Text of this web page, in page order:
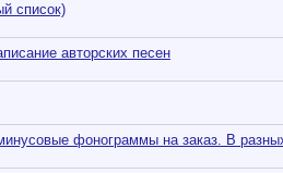
список)
авторских песен
фонограммы на заказ. В